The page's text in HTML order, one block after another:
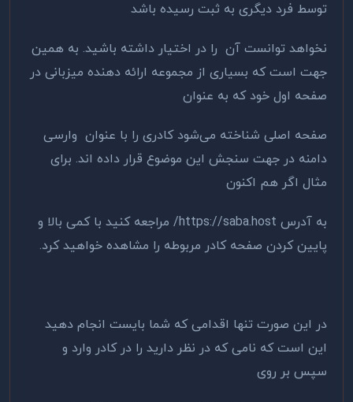
توسط فرد دیگری به ثبت رسیده باشد
نخواهد توانست آن را در اختیار داشته باشید. به همین
جهت است که بسیاری از مجموعه ارائه دهنده میزبانی در
صفحه اول خود که به عنوان
صفحه اصلی شناخته می‌شود کادری را با عنوان وارسی
دامنه در جهت سنجش این موضوع قرار داده اند. برای
مثال اگر هم اکنون
به آدرس https://saba.host/ مراجعه کنید با کمی بالا و
پایین کردن صفحه کادر مربوطه را مشاهده خواهید کرد.
در این صورت تنها اقدامی که شما بایست انجام دهید
این است که نامی که در نظر دارید را در کادر وارد و
سپس بر روی